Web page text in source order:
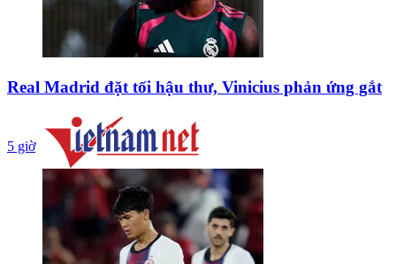
Real Madrid đặt tối hậu thư, Vinicius phản ứng gắt
5 giờ